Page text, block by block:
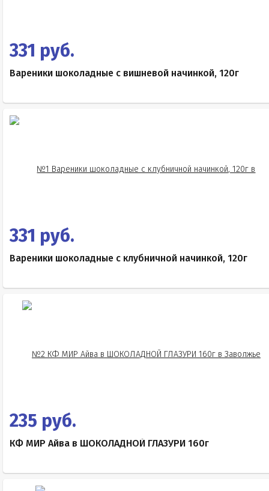
331 руб.
Вареники шоколадные с вишневой начинкой, 120г
331 руб.
Вареники шоколадные с клубничной начинкой, 120г
235 руб.
КФ МИР Айва в ШОКОЛАДНОЙ ГЛАЗУРИ 160г